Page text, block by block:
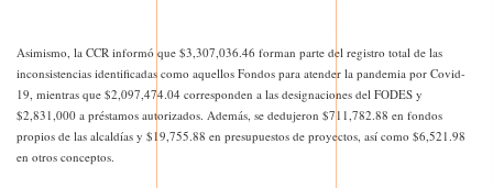
Asimismo, la CCR informó que $3,307,036.46 forman parte del registro total de las
inconsistencias identificadas como aquellos Fondos para atender la pandemia por Covid-
19, mientras que $2,097,474.04 corresponden a las designaciones del FODES y
$2,831,000 a préstamos autorizados. Además, se dedujeron $711,782.88 en fondos
propios de las alcaldías y $19,755.88 en presupuestos de proyectos, así como $6,521.98
en otros conceptos.